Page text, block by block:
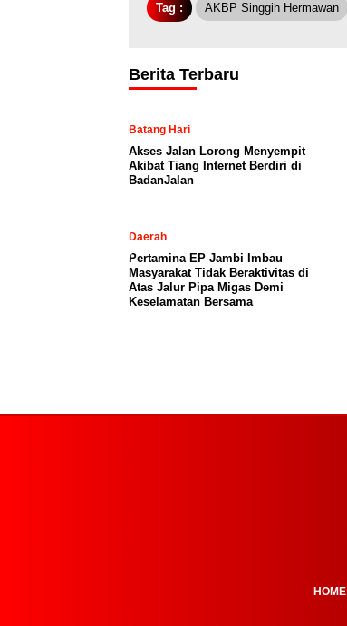
Tag : AKBP Singgih Hermawan
Berita Terbaru
Batang Hari
Akses Jalan Lorong Menyempit
Akibat Tiang Internet Berdiri di
BadanJalan
Daerah
Pertamina EP Jambi Imbau
Masyarakat Tidak Beraktivitas di
Atas Jalur Pipa Migas Demi
Keselamatan Bersama
HOME